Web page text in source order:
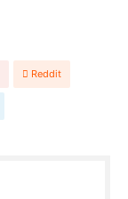
Reddit